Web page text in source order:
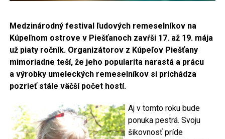
Medzinárodný festival ľudových remeselníkov na
Kúpeľnom ostrove v Piešťanoch zavŕši 17. až 19. mája
už piaty ročník. Organizátorov z Kúpeľov Piešťany
mimoriadne teší, že jeho popularita narastá a prácu
a výrobky umeleckých remeselníkov si prichádza
pozrieť stále väčší počet hostí.
Aj v tomto roku bude
ponuka pestrá. Svoju
šikovnosť príde